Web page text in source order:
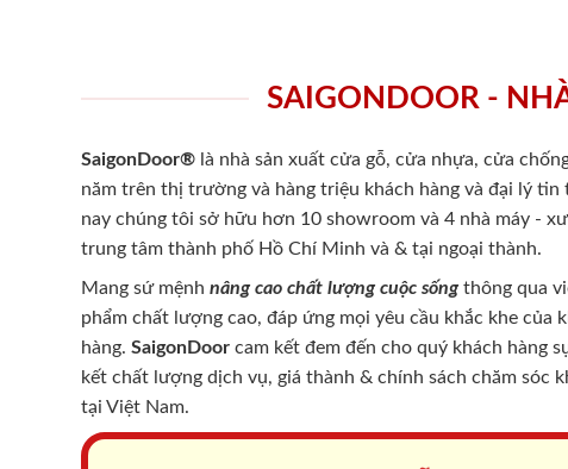
SAIGONDOOR -
SaigonDoor® là nhà sản xuất cửa gỗ, cửa nhựa, cửa
năm trên thị trường và hàng triệu khách hàng và đại lý tin
nay chúng tôi sở hữu hơn 10 showroom và 4 nhà máy -
trung tâm thành phố Hồ Chí Minh và & tại ngoại thành.
Mang sứ mệnh nâng cao chất lượng cuộc sốngthông qua
phẩm chất lượng cao, đáp ứng mọi yêu cầu khắc khe của
hàng. SaigonDoor cam kết đem đến cho quý khách hàng
kết chất lượng dịch vụ, giá thành & chính sách chăm sóc
tại Việt Nam.